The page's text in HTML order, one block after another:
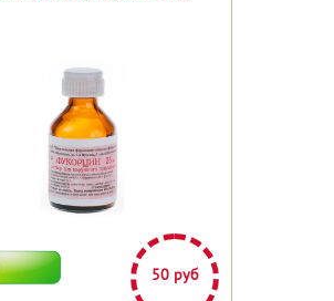
50 руб